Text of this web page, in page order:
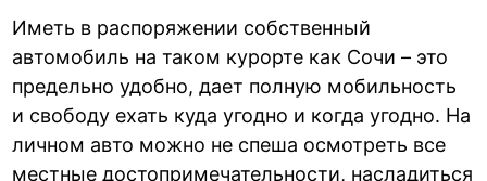
Иметь в распоряжении собственный
автомобиль на таком курорте как Сочи – это
предельно удобно, дает полную мобильность
и свободу ехать куда угодно и когда угодно. На
личном авто можно не спеша осмотреть все
местные достопримечательности, насладиться